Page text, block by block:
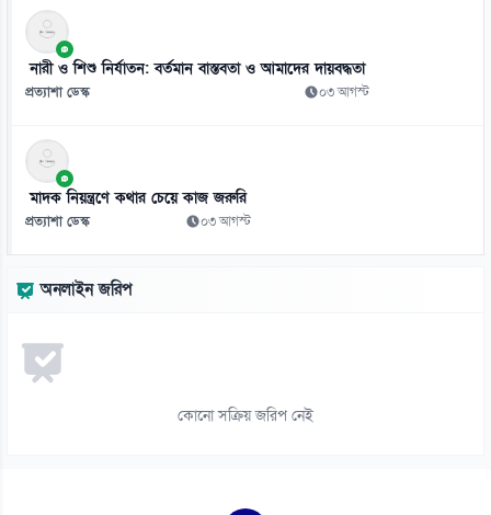
নারী ও শিশু নির্যাতন: বর্তমান বাস্তবতা ও আমাদের দায়বদ্ধতা
প্রত্যাশা ডেস্ক ০৩ আগস্ট
মাদক নিয়ন্ত্রণে কথার চেয়ে কাজ জরুরি
প্রত্যাশা ডেস্ক ০৩ আগস্ট
অনলাইন জরিপ
কোনো সক্রিয় জরিপ নেই